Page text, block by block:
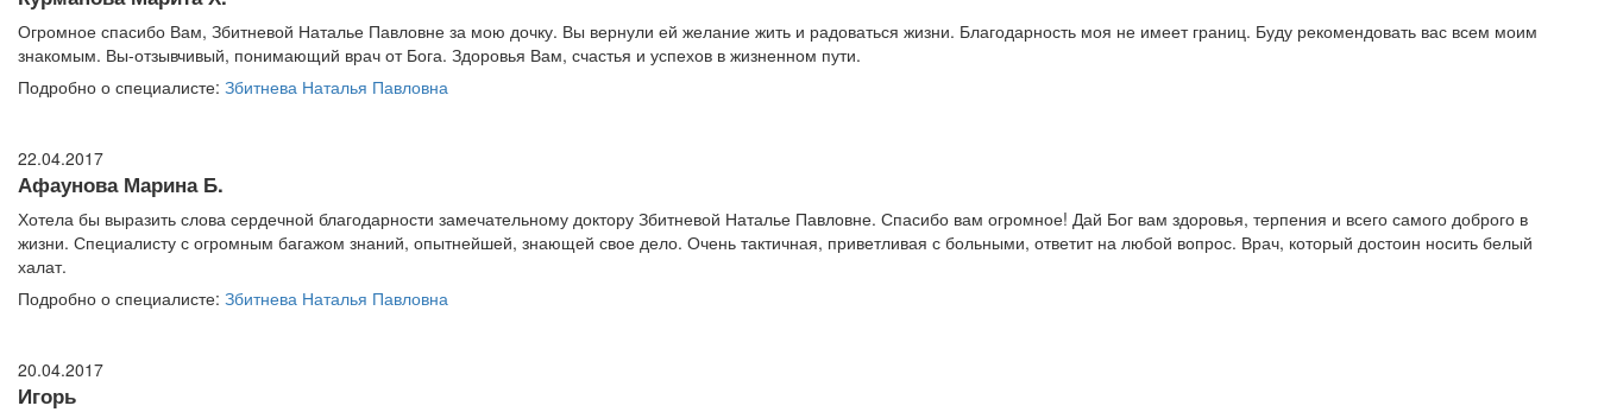
Огромное спасибо Вам, Збитневой Наталье Павловне за мою дочку. Вы вернули ей желание жить и радоваться жизни. Благодарность моя не имеет границ. Буду рекомендовать вас всем моим
знакомым. Вы-отзывчивый, понимающий врач от Бога. Здоровья Вам, счастья и успехов в жизненном пути.
Подробно о специалисте: Збитнева Наталья Павловна
22.04.2017
Афаунова Марина Б.
Хотела бы выразить слова сердечной благодарности замечательному доктору Збитневой Наталье Павловне. Спасибо вам огромное! Дай Бог вам здоровья, терпения и всего самого доброго в
жизни. Специалисту с огромным багажом знаний, опытнейшей, знающей свое дело. Очень тактичная, приветливая с больными, ответит на любой вопрос. Врач, который достоин носить белый
халат.
Подробно о специалисте: Збитнева Наталья Павловна
20.04.2017
Игорь